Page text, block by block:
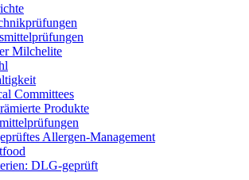
Milchelite
Committees
Produkte
Allergen-Management
DLG-geprüft